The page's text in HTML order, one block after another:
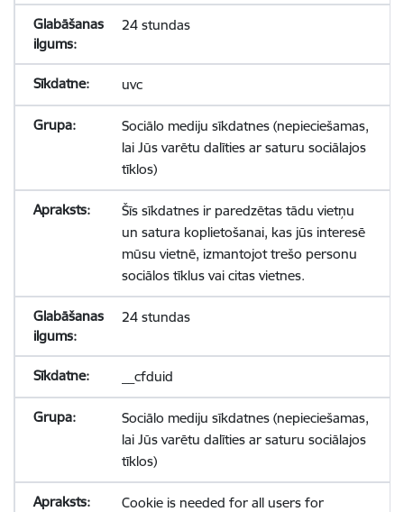
24 stundas
uvc
Sociālo mediju sīkdatnes (nepieciešamas,
lai Jūs varētu dalīties ar saturu sociālajos
tīklos)
Šīs sīkdatnes ir paredzētas tādu vietņu
un satura koplietošanai, kas jūs interesē
mūsu vietnē, izmantojot trešo personu
sociālos tīklus vai citas vietnes.
24 stundas
__cfduid
Sociālo mediju sīkdatnes (nepieciešamas,
lai Jūs varētu dalīties ar saturu sociālajos
tīklos)
Cookie is needed for all users for